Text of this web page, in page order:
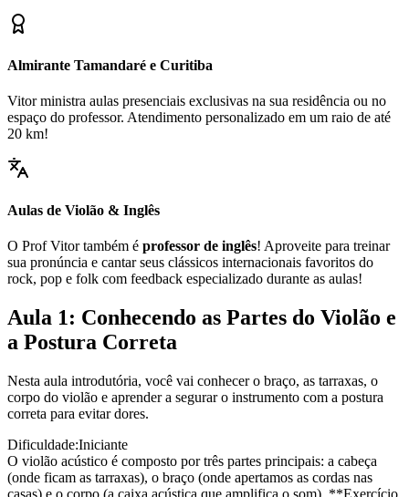
Almirante Tamandaré e Curitiba
Vitor ministra aulas presenciais exclusivas na sua residência ou no
espaço do professor. Atendimento personalizado em um raio de até
20 km!
Aulas de Violão & Inglês
O Prof Vitor também é professor de inglês! Aproveite para treinar
sua pronúncia e cantar seus clássicos internacionais favoritos do
rock, pop e folk com feedback especializado durante as aulas!
Aula 1: Conhecendo as Partes do Violão e
a Postura Correta
Nesta aula introdutória, você vai conhecer o braço, as tarraxas, o
corpo do violão e aprender a segurar o instrumento com a postura
correta para evitar dores.
Dificuldade:Iniciante
O violão acústico é composto por três partes principais: a cabeça
(onde ficam as tarraxas), o braço (onde apertamos as cordas nas
casas) e o corpo (a caixa acústica que amplifica o som). **Exercício